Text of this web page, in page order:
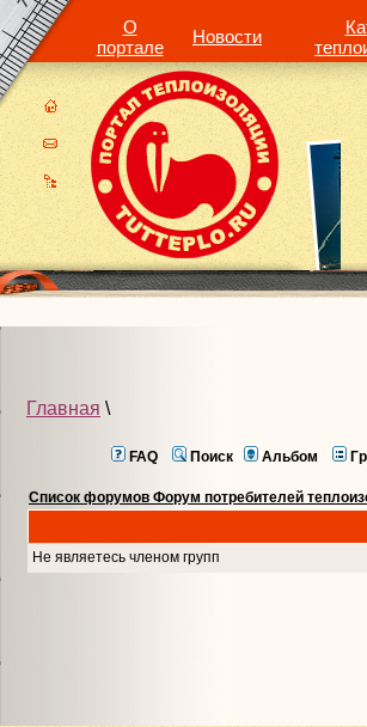
О
портале
Новости
Главная \
FAQ Поиск Альбом
Список форумов Форум потребителей
Не являетесь членом групп